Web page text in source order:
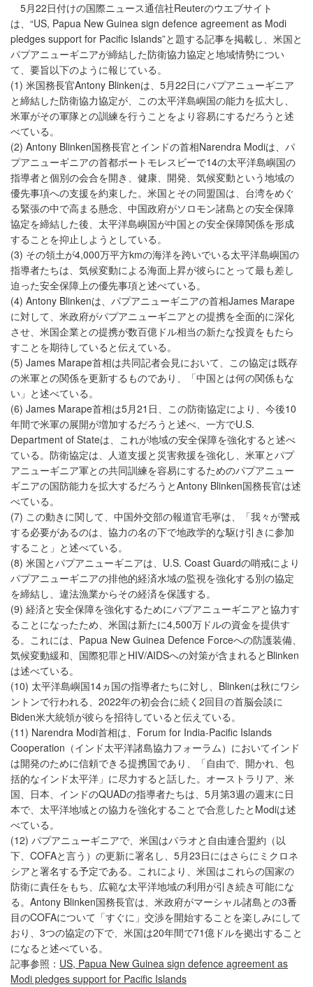
5月22日付けの国際ニュース通信社Reuterのウエブサイト
は、“US, Papua New Guinea sign defence agreement as Modi
pledges support for Pacific Islands”と題する記事を掲載し、米国と
パプアニューギニアが締結した防衛協力協定と地域情勢につい
て、要旨以下のように報じている。
(1) 米国務長官Antony Blinkenは、5月22日にパプアニューギニア
と締結した防衛協力協定が、この太平洋島嶼国の能力を拡大し、
米軍がその軍隊との訓練を行うことをより容易にするだろうと述
べている。
(2) Antony Blinken国務長官とインドの首相Narendra Modiは、パ
プアニューギニアの首都ポートモレスビーで14の太平洋島嶼国の
指導者と個別の会合を開き、健康、開発、気候変動という地域の
優先事項への支援を約束した。米国とその同盟国は、台湾をめぐ
る緊張の中で高まる懸念、中国政府がソロモン諸島との安全保障
協定を締結した後、太平洋島嶼国が中国との安全保障関係を形成
することを抑止しようとしている。
(3) その領土が4,000万平方kmの海洋を跨いでいる太平洋島嶼国の
指導者たちは、気候変動による海面上昇が彼らにとって最も差し
迫った安全保障上の優先事項と述べている。
(4) Antony Blinkenは、パプアニューギニアの首相James Marape
に対して、米政府がパプアニューギニアとの提携を全面的に深化
させ、米国企業との提携が数百億ドル相当の新たな投資をもたら
すことを期待していると伝えている。
(5) James Marape首相は共同記者会見において、この協定は既存
の米軍との関係を更新するものであり、「中国とは何の関係もな
い」と述べている。
(6) James Marape首相は5月21日、この防衛協定により、今後10
年間で米軍の展開が増加するだろうと述べ、一方でU.S.
Department of Stateは、これが地域の安全保障を強化すると述べ
ている。防衛協定は、人道支援と災害救援を強化し、米軍とパプ
アニューギニア軍との共同訓練を容易にするためのパプアニュー
ギニアの国防能力を拡大するだろうとAntony Blinken国務長官は述
べている。
(7) この動きに関して、中国外交部の報道官毛寧は、「我々が警戒
する必要があるのは、協力の名の下で地政学的な駆け引きに参加
すること」と述べている。
(8) 米国とパプアニューギニアは、U.S. Coast Guardの哨戒により
パプアニューギニアの排他的経済水域の監視を強化する別の協定
を締結し、違法漁業からその経済を保護する。
(9) 経済と安全保障を強化するためにパプアニューギニアと協力す
ることになったため、米国は新たに4,500万ドルの資金を提供す
る。これには、Papua New Guinea Defence Forceへの防護装備、
気候変動緩和、国際犯罪とHIV/AIDSへの対策が含まれるとBlinken
は述べている。
(10) 太平洋島嶼国14ヵ国の指導者たちに対し、Blinkenは秋にワシ
ントンで行われる、2022年の初会合に続く2回目の首脳会談に
Biden米大統領が彼らを招待していると伝えている。
(11) Narendra Modi首相は、Forum for India-Pacific Islands
Cooperation（インド太平洋諸島協力フォーラム）においてインド
は開発のために信頼できる提携国であり、「自由で、開かれ、包
括的なインド太平洋」に尽力すると話した。オーストラリア、米
国、日本、インドのQUADの指導者たちは、5月第3週の週末に日
本で、太平洋地域との協力を強化することで合意したとModiは述
べている。
(12) パプアニューギニアで、米国はパラオと自由連合盟約（以
下、COFAと言う）の更新に署名し、5月23日にはさらにミクロネ
シアと署名する予定である。これにより、米国はこれらの国家の
防衛に責任をもち、広範な太平洋地域の利用が引き続き可能にな
る。Antony Blinken国務長官は、米政府がマーシャル諸島との3番
目のCOFAについて「すぐに」交渉を開始することを楽しみにして
おり、3つの協定の下で、米国は20年間で71億ドルを拠出すること
になると述べている。
記事参照： US, Papua New Guinea sign defence agreement as
Modi pledges support for Pacific Islands